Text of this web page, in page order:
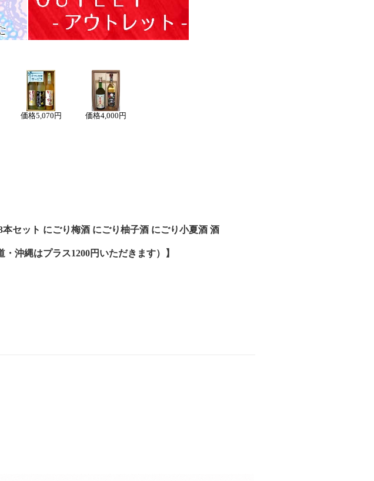
価格5,070円 価格4,000円
セット にごり梅酒 にごり柚子酒 にごり小夏酒 酒
沖縄はプラス1200円いただきます）】